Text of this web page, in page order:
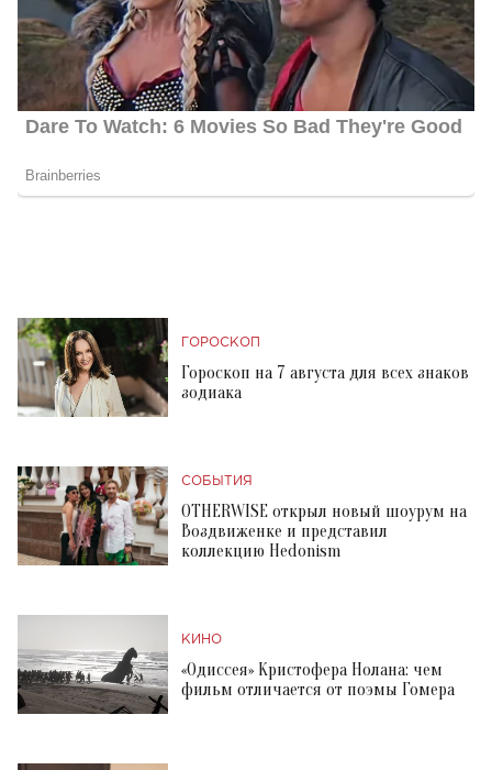
ГОРОСКОП
Гороскоп на 7 августа для всех знаков
зодиака
СОБЫТИЯ
OTHERWISE открыл новый шоурум на
Воздвиженке и представил
коллекцию Hedonism
КИНО
«Одиссея» Кристофера Нолана: чем
фильм отличается от поэмы Гомера